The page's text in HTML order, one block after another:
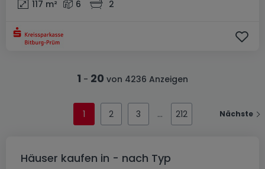
117 m² 6 2
1 - 20 von 4236 Anzeigen
1 2 3 212 Nächste
Häuser kaufen in - nach Typ